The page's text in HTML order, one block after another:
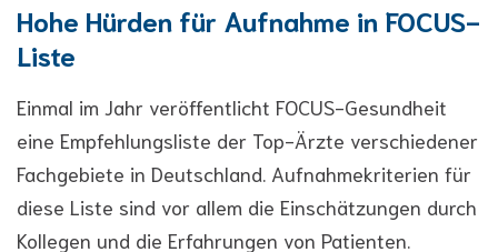
Hohe Hürden für Aufnahme in FOCUS-
Liste
Einmal im Jahr veröffentlicht FOCUS-Gesundheit
eine Empfehlungsliste der Top-Ärzte verschiedener
Fachgebiete in Deutschland. Aufnahmekriterien für
diese Liste sind vor allem die Einschätzungen durch
Kollegen und die Erfahrungen von Patienten.